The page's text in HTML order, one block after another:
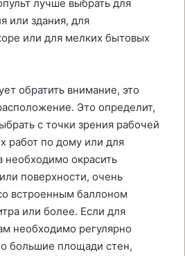
лучше выбрать для
или здания, для
или для мелких бытовых
обратить внимание, это
Это определит,
с точки зрения рабочей
работ по дому или для
необходимо окрасить
поверхности, очень
встроенным баллоном
или более. Если для
необходимо регулярно
большие площади стен,